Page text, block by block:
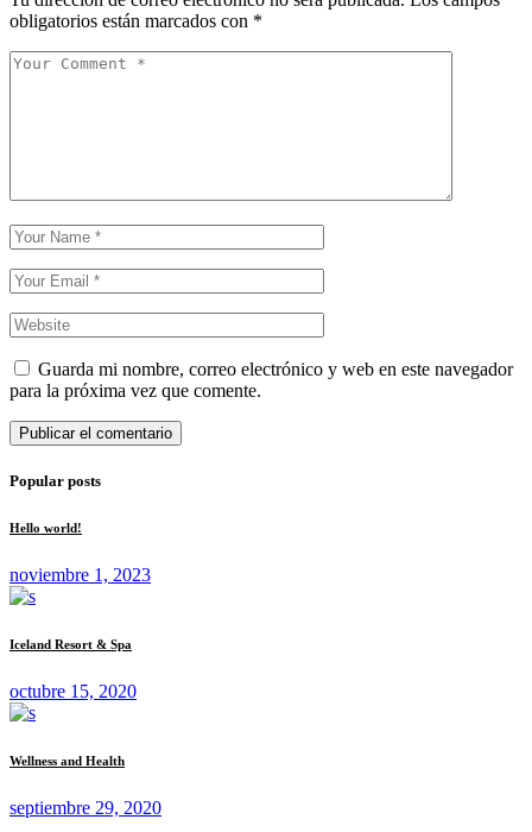
obligatorios están marcados con *
Guarda mi nombre, correo electrónico y web en este navegador
para la próxima vez que comente.
Publicar el comentario
Popular posts
Hello world!
noviembre 1, 2023
Iceland Resort & Spa
octubre 15, 2020
Wellness and Health
septiembre 29, 2020